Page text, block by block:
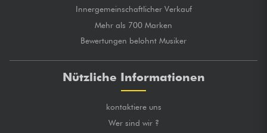
Innergemeinschaftlicher Verkauf
Mehr als 700 Marken
Bewertungen belohnt Musiker
Nützliche Informationen
kontaktiere uns
Wer sind wir ?